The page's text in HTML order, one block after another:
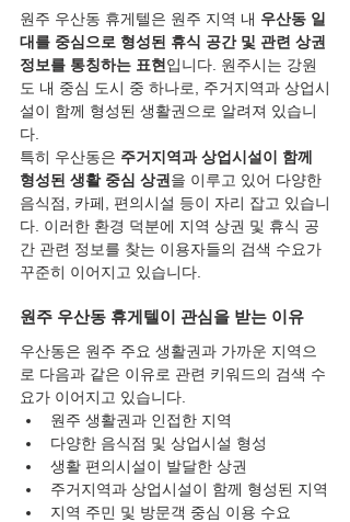
원주 우산동 휴게텔은 원주 지역 내 우산동 일
대를 중심으로 형성된 휴식 공간 및 관련 상권
정보를 통칭하는 표현 입니다. 원주시는 강원
도 내 중심 도시 중 하나로, 주거지역과 상업시
설이 함께 형성된 생활권으로 알려져 있습니
다.
특히 우산동은 주거지역과 상업시설이 함께
형성된 생활 중심 상권 을 이루고 있어 다양한
음식점, 카페, 편의시설 등이 자리 잡고 있습니
다. 이러한 환경 덕분에 지역 상권 및 휴식 공
간 관련 정보를 찾는 이용자들의 검색 수요가
꾸준히 이어지고 있습니다.
원주 우산동 휴게텔이 관심을 받는 이유
우산동은 원주 주요 생활권과 가까운 지역으
로 다음과 같은 이유로 관련 키워드의 검색 수
요가 이어지고 있습니다.
원주 생활권과 인접한 지역
다양한 음식점 및 상업시설 형성
생활 편의시설이 발달한 상권
주거지역과 상업시설이 함께 형성된 지역
지역 주민 및 방문객 중심 이용 수요